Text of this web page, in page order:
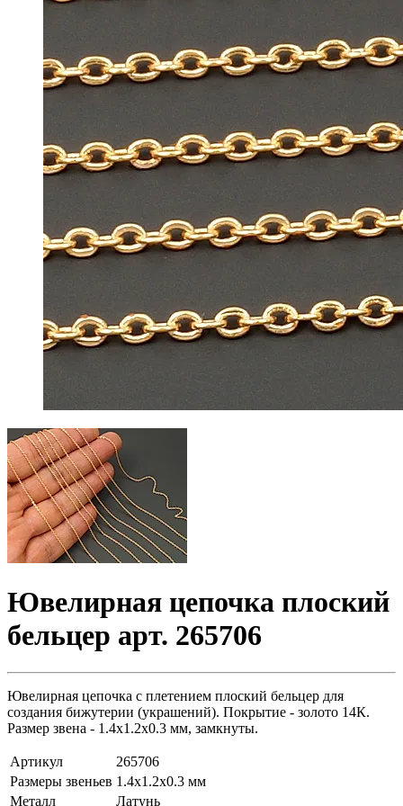
Ювелирная цепочка плоский
бельцер арт. 265706
Ювелирная цепочка с плетением плоский бельцер для
создания бижутерии (украшений). Покрытие - золото 14К.
Размер звена - 1.4х1.2х0.3 мм, замкнуты.
Артикул
265706
Размеры звеньев 1.4х1.2х0.3 мм
Металл
Латунь